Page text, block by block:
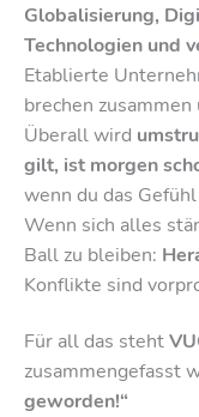
Globalisierung,
Technologien und
Etablierte
brechen
Überall wird
gilt, ist morgen
wenn du das
Wenn sich alles
Ball zu bleiben:
Konflikte sind
Für all das steht
zusammengefasst
geworden!“